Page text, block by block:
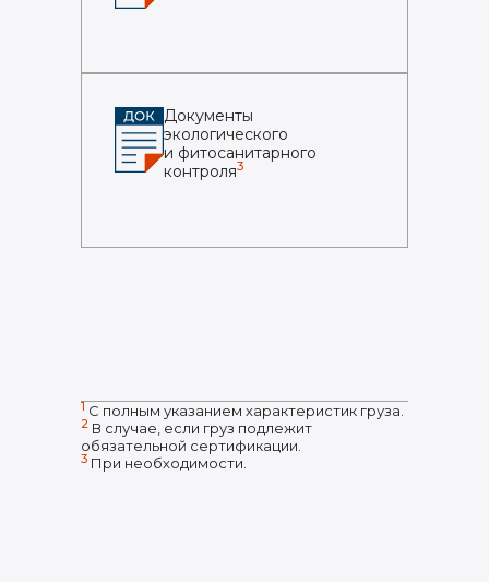
Документы
экологического
и фитосанитарного
контроля3
1 С полным указанием характеристик груза.
2 В случае, если груз подлежит
обязательной сертификации.
3 При необходимости.